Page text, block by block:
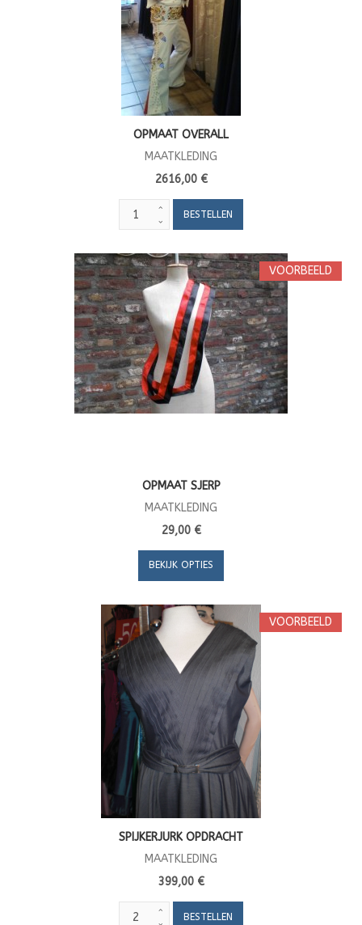
OPMAAT OVERALL
MAATKLEDING
2616,00 €
VOORBEELD
OPMAAT SJERP
MAATKLEDING
29,00 €
BEKIJK OPTIES
VOORBEELD
SPIJKERJURK OPDRACHT
MAATKLEDING
399,00 €